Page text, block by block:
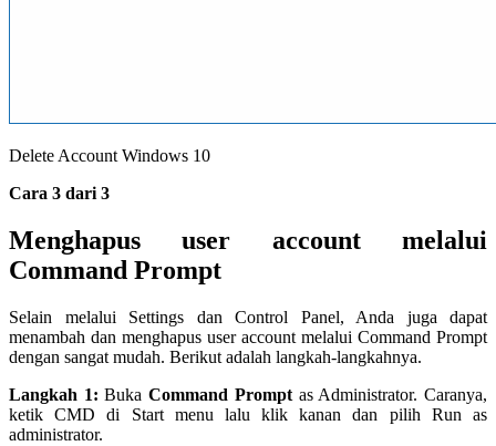
Delete Account Windows 10
Cara 3 dari 3
Menghapus user account melalui
Command Prompt
Selain melalui Settings dan Control Panel, Anda juga dapat
menambah dan menghapus user account melalui Command Prompt
dengan sangat mudah. Berikut adalah langkah-langkahnya.
Langkah 1: BukaCommand Promptas Administrator. Caranya,
ketik CMD di Start menu lalu klik kanan dan pilih Run as
administrator.